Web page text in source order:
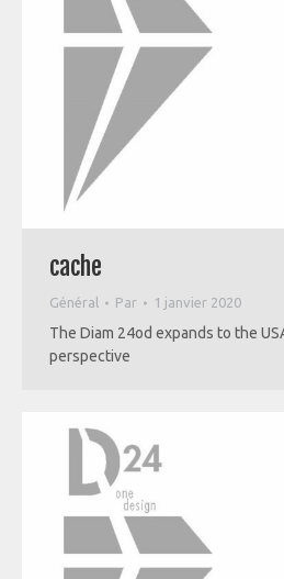
cache
Général Par 1 janvier 2020
The Diam 24od expands to the
perspective